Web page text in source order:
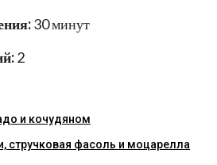
30 минут
2
и кочудяном
стручковая фасоль и моцарелла